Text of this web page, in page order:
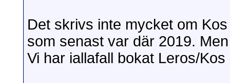
Det skrivs inte mycket om
som senast var där 2019.
Vi har iallafall bokat Leros/